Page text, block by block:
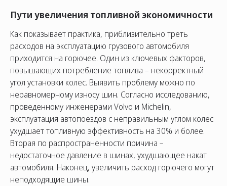
Пути увеличения топливной экономичности
Как показывает практика, приблизительно треть
расходов на эксплуатацию грузового автомобиля
приходится на горючее. Один из ключевых факторов,
повышающих потребление топлива – некорректный
угол установки колес. Выявить проблему можно по
неравномерному износу шин. Согласно исследованию,
проведенному инженерами Volvo и Michelin,
эксплуатация автопоездов с неправильным углом колес
ухудшает топливную эффективность на 30% и более.
Вторая по распространенности причина –
недостаточное давление в шинах, ухудшающее накат
автомобиля. Наконец, увеличить расход горючего могут
неподходящие шины.